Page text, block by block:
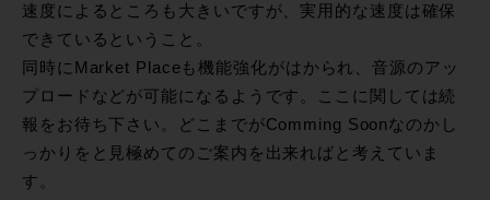
速度によるところも大きいですが、実用的な速度は確保
できているということ。
同時にMarket Placeも機能強化がはかられ、音源のアッ
プロードなどが可能になるようです。ここに関しては続
報をお待ち下さい。どこまでがComming Soonなのかし
っかりをと見極めてのご案内を出来ればと考えていま
す。